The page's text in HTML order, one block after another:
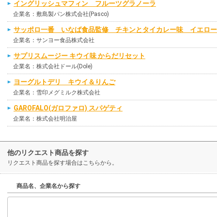
イングリッシュマフィン フルーツグラノーラ
企業名：敷島製パン株式会社(Pasco)
サッポロ一番 いなば食品監修 チキンとタイカレー味 イエロー
企業名：サンヨー食品株式会社
サプリスムージー キウイ味 からだリセット
企業名：株式会社ドール(Dole)
ヨーグルトデリ キウイ＆りんご
企業名：雪印メグミルク株式会社
GAROFALO(ガロファロ) スパゲティ
企業名：株式会社明治屋
他のリクエスト商品を探す
リクエスト商品を探す場合はこちらから。
商品名、企業名から探す